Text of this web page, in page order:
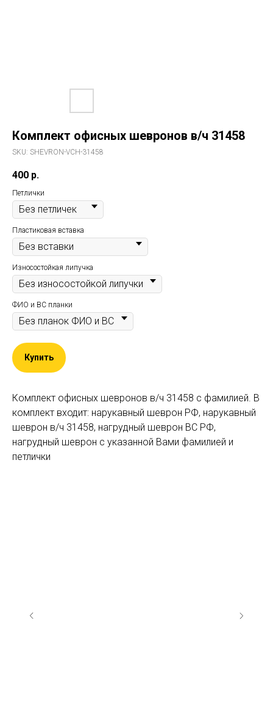
Комплект офисных шевронов в/ч 31458
SKU: SHEVRON-VCH-31458
400 р.
Петлички
Пластиковая вставка
Износостойкая липучка
ФИО и ВС планки
Купить
Комплект офисных шевронов в/ч 31458 c фамилией. В
комплект входит: нарукавный шеврон РФ, нарукавный
шеврон в/ч 31458, нагрудный шеврон ВС РФ,
нагрудный шеврон с указанной Вами фамилией и
петлички